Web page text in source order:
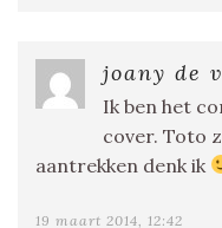
joany de
Ik ben het
cover. Toto
aantrekken denk ik
19 maart 2014, 12:42